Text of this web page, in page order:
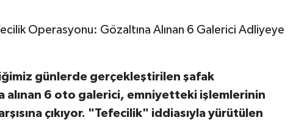
Operasyonu: Gözaltına Alınan 6 Galerici Adliyeye
günlerde gerçekleştirilen şafak
alınan 6 oto galerici, emniyetteki işlemlerinin
çıkıyor. "Tefecilik" iddiasıyla yürütülen